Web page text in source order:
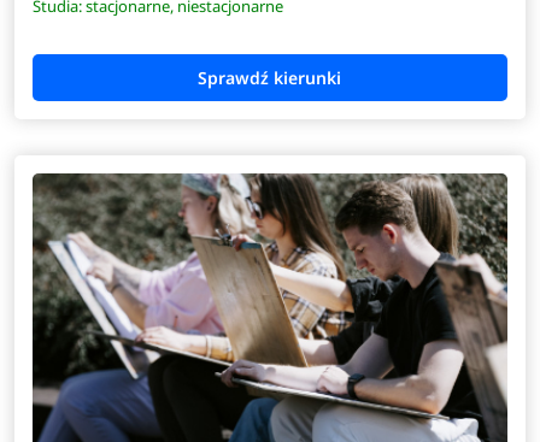
Studia: stacjonarne, niestacjonarne